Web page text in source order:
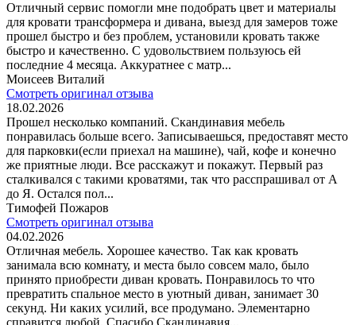
Отличный сервис помогли мне подобрать цвет и материалы
для кровати трансформера и дивана, выезд для замеров тоже
прошел быстро и без проблем, установили кровать также
быстро и качественно. С удовольствием пользуюсь ей
последние 4 месяца. Аккуратнее с матр...
Моисеев Виталий
Смотреть оригинал отзыва
18.02.2026
Прошел несколько компаний. Скандинавия мебель
понравилась больше всего. Записываешься, предоставят место
для парковки(если приехал на машине), чай, кофе и конечно
же приятные люди. Все расскажут и покажут. Первый раз
сталкивался с такими кроватями, так что расспрашивал от А
до Я. Остался пол...
Тимофей Пожаров
Смотреть оригинал отзыва
04.02.2026
Отличная мебель. Хорошее качество. Так как кровать
занимала всю комнату, и места было совсем мало, было
принято приобрести диван кровать. Понравилось то что
превратить спальное место в уютный диван, занимает 30
секунд. Ни каких усилий, все продумано. Элементарно